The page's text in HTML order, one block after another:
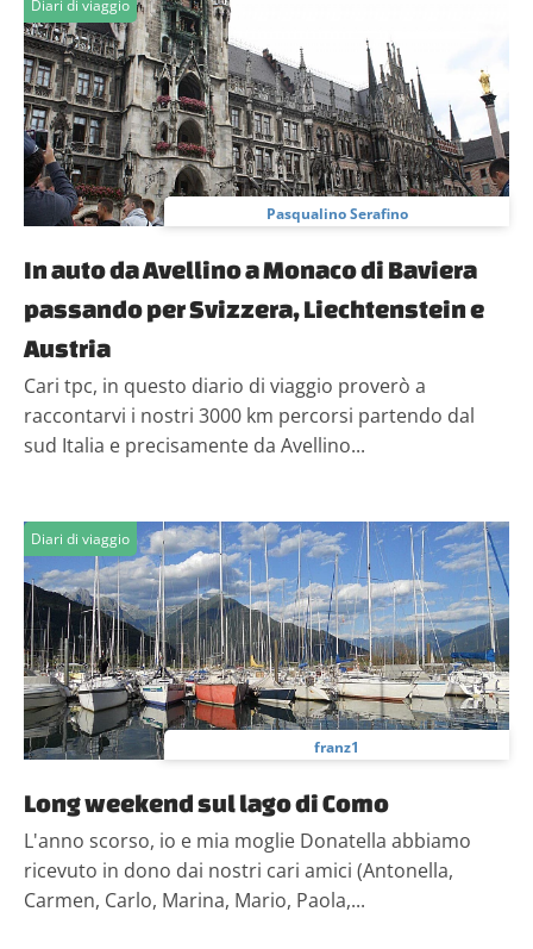
Diari di viaggio
Pasqualino Serafino
In auto da Avellino a Monaco di Baviera
passando per Svizzera, Liechtenstein e
Austria
Cari tpc, in questo diario di viaggio proverò a
raccontarvi i nostri 3000 km percorsi partendo dal
sud Italia e precisamente da Avellino...
Diari di viaggio
franz1
Long weekend sul lago di Como
L'anno scorso, io e mia moglie Donatella abbiamo
ricevuto in dono dai nostri cari amici (Antonella,
Carmen, Carlo, Marina, Mario, Paola,...